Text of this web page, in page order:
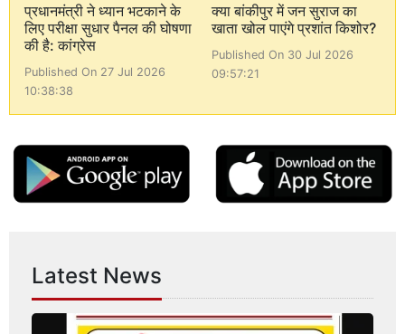
प्रधानमंत्री ने ध्यान भटकाने के
लिए परीक्षा सुधार पैनल की घोषणा
की है: कांग्रेस
Published On 27 Jul 2026
10:38:38
क्या बांकीपुर में जन सुराज का
खाता खोल पाएंगे प्रशांत किशोर?
Published On 30 Jul 2026
09:57:21
Latest News